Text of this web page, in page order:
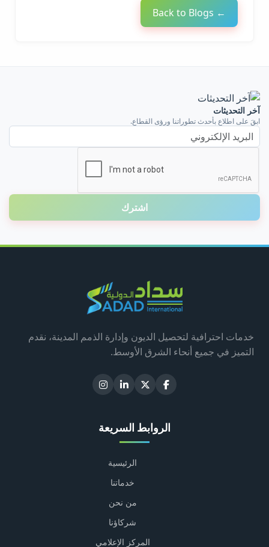
← Back to Blogs
آخر التحديثات
ابقَ على اطلاعٍ بأحدث تطوراتنا ورؤى القطاع.
اشترك
خدمات احترافية لتحصيل الديون وإدارة الذمم المدينة، نقدم
التميز في جميع أنحاء الشرق الأوسط.
الروابط السريعة
الرئيسية
خدماتنا
من نحن
شركاؤنا
المركز الإعلامي